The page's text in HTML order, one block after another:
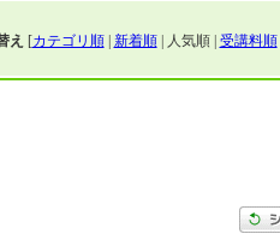
え [カテゴリ順| 新着順| 人気順 | 受講料順|